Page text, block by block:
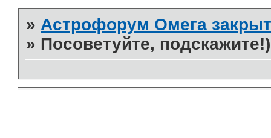
» Астрофорум Омега
» Посоветуйте, подскажите!)